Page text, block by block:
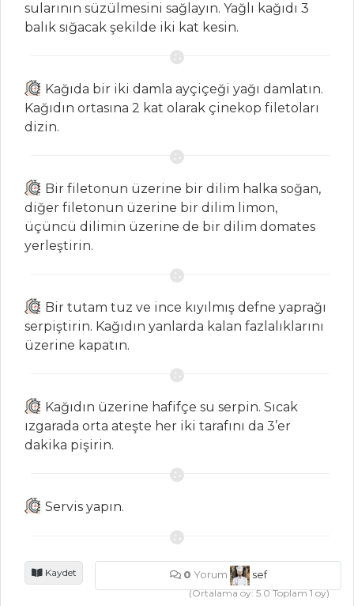
Hurmalı ve
Fındıklı Kurabiye
SANDVİÇ
KURABİYE
PİZZA PESTO
Tarifleri
BALIK
YEMEKLERI
Hamsi Kızartma
Patates Dolgulu
Tüm Tarifleri
Naneli Ayran
Şalgam Sulu
sularının süzülmesini sağlayın. Yağlı kağıdı 3
balık sığacak şekilde iki kat kesin.
Kağıda bir iki damla ayçiçeği yağı damlatın.
Kağıdın ortasına 2 kat olarak çinekop filetoları
dizin.
Bir filetonun üzerine bir dilim halka soğan,
diğer filetonun üzerine bir dilim limon,
üçüncü dilimin üzerine de bir dilim domates
yerleştirin.
Bir tutam tuz ve ince kıyılmış defne yaprağı
serpiştirin. Kağıdın yanlarda kalan fazlalıklarını
üzerine kapatın.
Kağıdın üzerine hafifçe su serpin. Sıcak
ızgarada orta ateşte her iki tarafını da 3’er
dakika pişirin.
Servis yapın.
Kaydet 0 Yorum
sef
(Ortalama oy:5.0Toplam1oy)